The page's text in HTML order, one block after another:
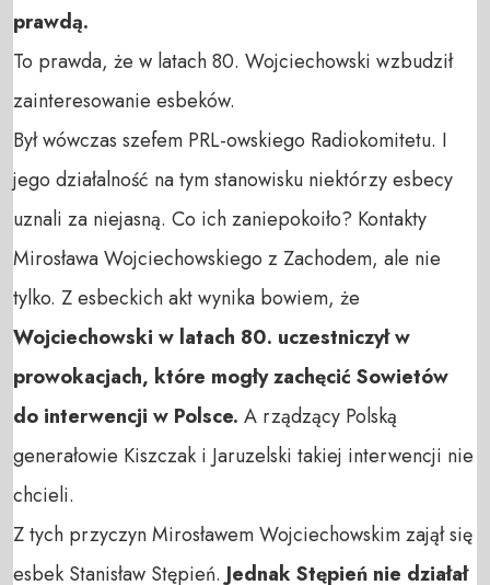
prawdą.
To prawda, że w latach 80. Wojciechowski wzbudził
zainteresowanie esbeków.
Był wówczas szefem PRL-owskiego Radiokomitetu. I
jego działalność na tym stanowisku niektórzy esbecy
uznali za niejasną. Co ich zaniepokoiło? Kontakty
Mirosława Wojciechowskiego z Zachodem, ale nie
tylko. Z esbeckich akt wynika bowiem, że
Wojciechowski w latach 80. uczestniczył w
prowokacjach, które mogły zachęcić Sowietów
do interwencji w Polsce. A rządzący Polską
generałowie Kiszczak i Jaruzelski takiej interwencji nie
chcieli.
Z tych przyczyn Mirosławem Wojciechowskim zajął się
esbek Stanisław Stępień. Jednak Stępień nie działał